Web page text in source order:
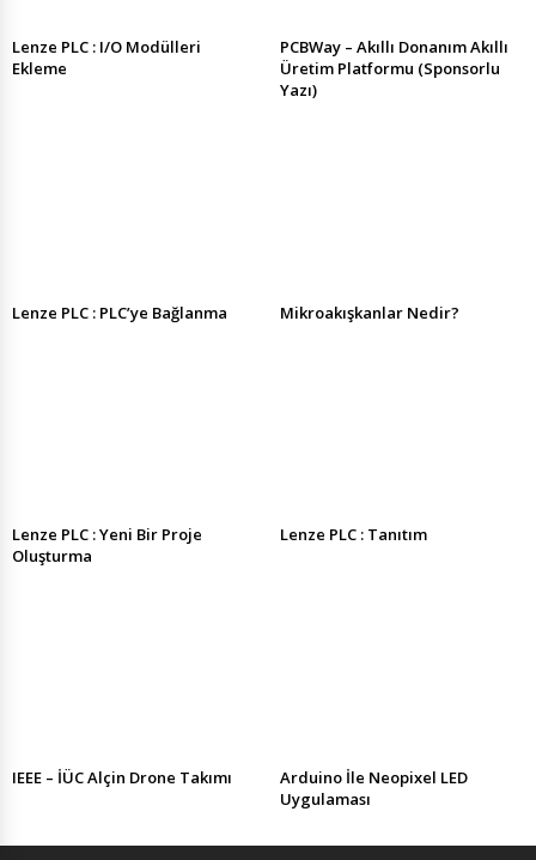
Lenze PLC : I/O Modülleri
Ekleme
PCBWay – Akıllı Donanım Akıllı
Üretim Platformu (Sponsorlu
Yazı)
Lenze PLC : PLC’ye Bağlanma Mikroakışkanlar Nedir?
Lenze PLC : Yeni Bir Proje
Oluşturma
Lenze PLC : Tanıtım
IEEE – İÜC Alçin Drone Takımı
Arduino İle Neopixel LED
Uygulaması